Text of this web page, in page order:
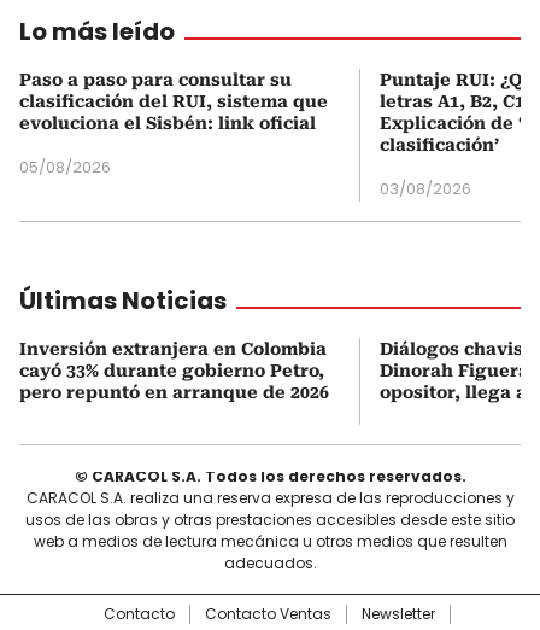
Lo más leído
Paso a paso para consultar su
clasificación del RUI, sistema que
evoluciona el Sisbén: link oficial
05/08/2026
Puntaje RUI:
letras A1, B2, C1
Explicación de
clasificación’
03/08/2026
Últimas Noticias
Inversión extranjera en Colombia
cayó 33% durante gobierno Petro,
pero repuntó en arranque de 2026
Diálogos
Dinorah
opositor, llega a
© CARACOL S.A. Todos los derechos reservados.
CARACOL S.A. realiza una reserva expresa de las reproducciones y
usos de las obras y otras prestaciones accesibles desde este sitio
web a medios de lectura mecánica u otros medios que resulten
adecuados.
Contacto Contacto Ventas
Newsletter